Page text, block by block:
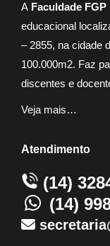
A Faculdade FGP
educacional
– 2855, na cidade
100.000m2. Faz
discentes e
Veja mais…
Atendimento
(14)
(14)